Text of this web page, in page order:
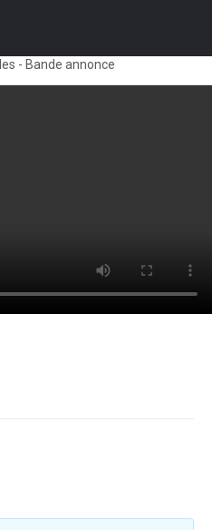
- Bande annonce